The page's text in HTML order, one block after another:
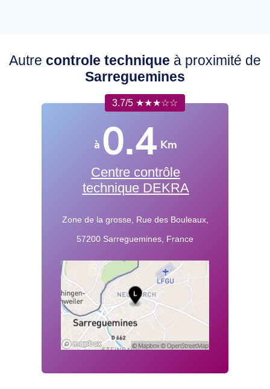
Autre controle technique à proximité de
Sarreguemines
3.7/5 ★★★☆☆
à 0.4 Km
Centre contrôle
technique DEKRA
Zone de la grosse, Rue des Bouleaux,
57200 Sarreguemines, France